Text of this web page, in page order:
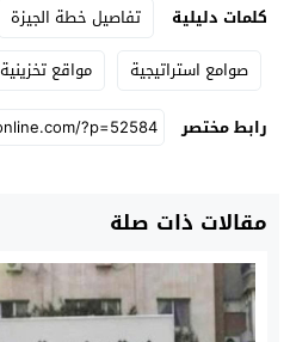
كلمات دليلية تفاصيل خطة الجيزة
صوامع استراتيجية
مواقع تخزينية
رابط مختصر
مقالات ذات صلة